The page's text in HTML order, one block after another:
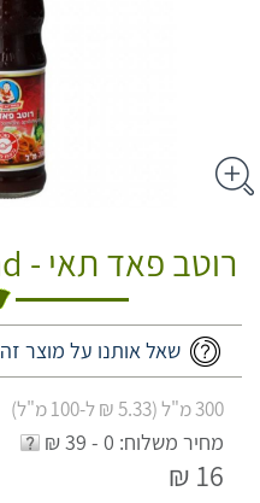
רוטב פאד תאי - Healthy Boy Brand
שאל אותנו על מוצר זה
300 מ"ל (5.33 ₪ ל-100 מ"ל)
מחיר משלוח: 0 - 39 ₪
16 ₪